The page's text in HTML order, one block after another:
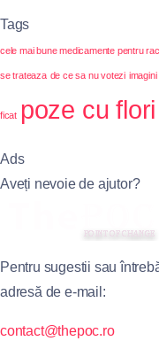
Tags
cele mai bune medicamente pentru
se trateaza de ce sa nu votezi imagini
ficat poze cu flori
Ads
Aveți nevoie de ajutor?
Pentru sugestii sau
adresă de e-mail:
contact@thepoc.ro